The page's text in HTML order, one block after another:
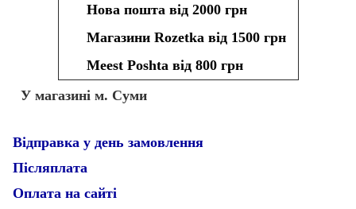
Нова пошта від 2000 грн
Магазини Rozetka від 1500 грн
Meest Poshta від 800 грн
У магазині м. Суми
Відправка у день замовлення
Післяплата
Оплата на сайті